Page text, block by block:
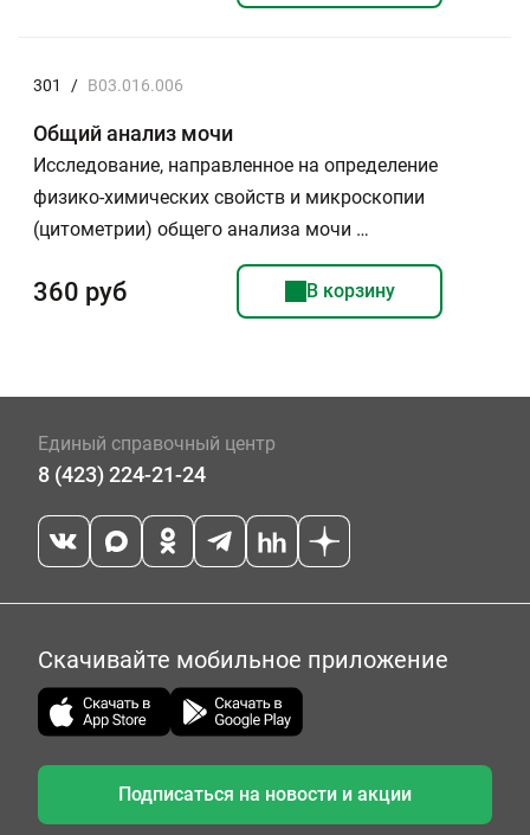
301 / B03.016.006
Общий анализ мочи
Исследование, направленное на определение
физико-химических свойств и микроскопии
(цитометрии) общего анализа мочи …
360 руб В корзину
Единый справочный центр
8 (423) 224-21-24
Скачивайте мобильное приложение
Подписаться на новости и акции